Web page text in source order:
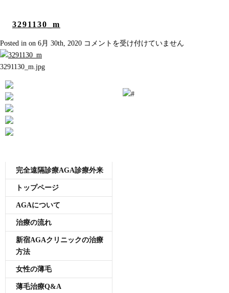
3291130_m
Posted in on 6月 30th, 2020 3291130_m
コメントを受け付けていません
3291130_m.jpg
完全遠隔診療AGA診療外来
トップページ
AGAについて
治療の流れ
新宿AGAクリニックの治療
方法
女性の薄毛
薄毛治療Q&A